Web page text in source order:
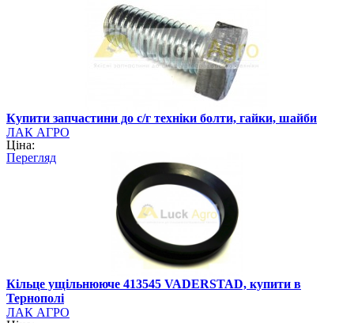
Купити запчастини до с/г техніки болти, гайки, шайби
ЛАК АГРО
Ціна:
Перегляд
Кільце ущільнююче 413545 VADERSTAD, купити в
Тернополі
ЛАК АГРО